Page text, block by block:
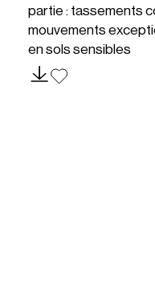
partie : tassements
mouvements
en sols sensibles